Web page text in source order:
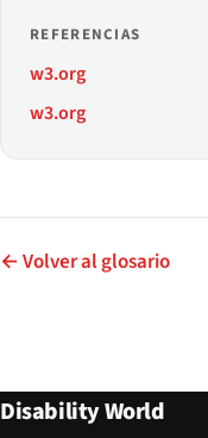
REFERENCIAS
w3.org
w3.org
← Volver al glosario
Disability World